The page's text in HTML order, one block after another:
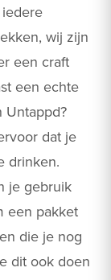
wij zijn
een craft
een echte
Untappd?
dat je
drinken.
je gebruik
een pakket
die je nog
dit ook doen